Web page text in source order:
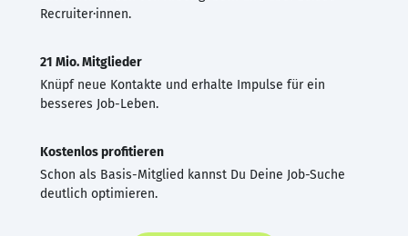
Recruiter·innen.
21 Mio. Mitglieder
Knüpf neue Kontakte und erhalte Impulse für ein
besseres Job-Leben.
Kostenlos profitieren
Schon als Basis-Mitglied kannst Du Deine Job-Suche
deutlich optimieren.